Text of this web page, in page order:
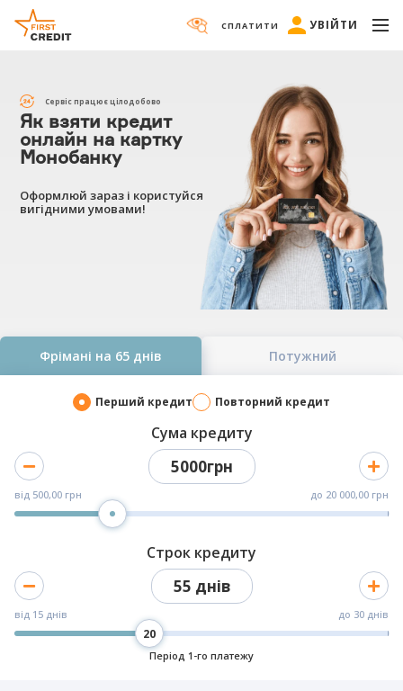
СПЛАТИТИ УВІЙТИ
Сервіс працює цілодобово
Як взяти кредит
онлайн на картку
Монобанку
Оформлюй зараз і користуйся
вигідними умовами!
Фрімані на 65 днів Потужний
Перший кредит Повторний кредит
Сума кредиту
5000грн
від 500,00 грн до 20 000,00 грн
Строк кредиту
55 днів
від 15 днів до 30 днів
Період 1-го платежу